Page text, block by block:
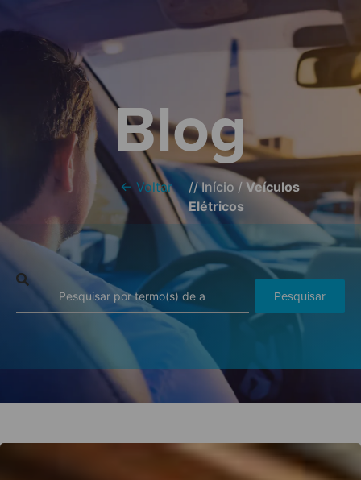
Blog
← Voltar //Início / Veículos
Elétricos
Pesquisar